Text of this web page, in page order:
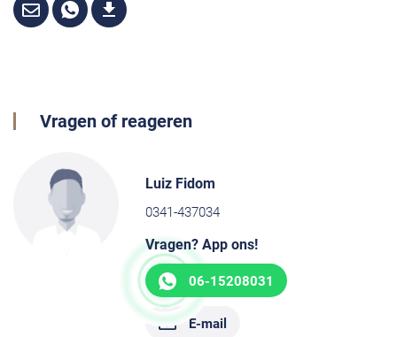
Vragen of reageren
Luiz Fidom
0341-437034
Vragen? App ons!
06-15208031
E-mail